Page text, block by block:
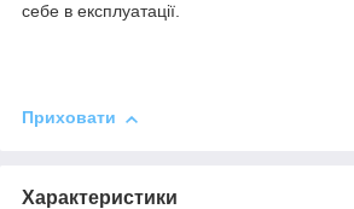
себе в експлуатації.
Приховати
Характеристики